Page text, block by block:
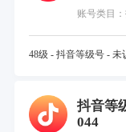
账号类目
48级 - 抖音等级号 - 未
抖音等
044